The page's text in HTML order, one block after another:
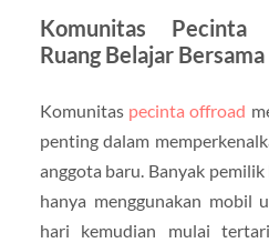
Komunitas
Ruang Belajar Bersama
Komunitas pecinta offroad
penting dalam
anggota baru. Banyak
hanya menggunakan mobil
hari kemudian mulai